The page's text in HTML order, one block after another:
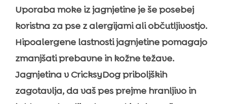
Uporaba moke iz jagnjetine je še posebej
koristna za pse z alergijami ali občutljivostjo.
Hipoalergene lastnosti jagnjetine pomagajo
zmanjšati prebavne in kožne težave.
Jagnjetina v CricksyDog priboljških
zagotavlja, da vaš pes prejme hranljivo in